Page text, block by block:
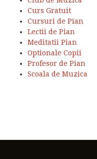
Curs Gratuit
Cursuri de Pian
Lectii de Pian
Meditatii Pian
Optionale Copii
Profesor de Pian
Scoala de Muzica